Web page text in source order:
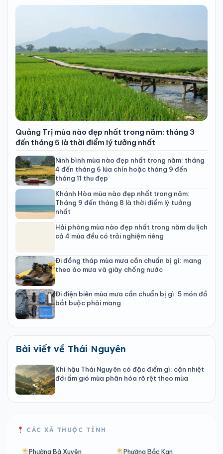
Quảng Trị mùa nào đẹp nhất trong năm: tháng 3
đến tháng 5 là thời điểm lý tưởng nhất
Ninh bình mùa nào đẹp nhất trong năm: tháng
4 đến tháng 6 lúa chín hoặc tháng 9 đến
tháng 11 thu đẹp
Khánh Hòa mùa nào đẹp nhất trong năm:
Tháng 9 đến tháng 8 là thời điểm lý tưởng
nhất
Hải phòng mùa nào đẹp nhất trong năm du lịch
cả 4 mùa đều có trải nghiệm riêng
Đi đồng tháp mùa mưa cần chuẩn bị gì: mang
theo áo mưa và giày chống nước
Đi điện biên mùa mưa cần chuẩn bị gì: 5 món đồ
bắt buộc phải mang
Bài viết về Thái Nguyên
Khí hậu Thái Nguyên có đặc điểm gì: cận nhiệt
đới ẩm gió mùa phân hóa rõ rệt theo mùa
CÁC XÃ THUỘC TỈNH
Phường Bá Xuyên Phường Bắc Kạn